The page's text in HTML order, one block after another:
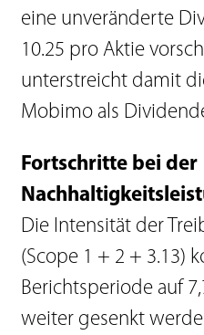
eine unveränderte
10.25 pro Aktie
unterstreicht damit
Mobimo als
Fortschritte bei der
Die Intensität der
(Scope 1 + 2 + 3.13)
Berichtsperiode auf
weiter gesenkt